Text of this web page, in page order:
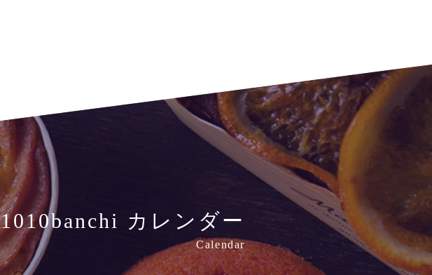
1010banchi カレンダー
Calendar